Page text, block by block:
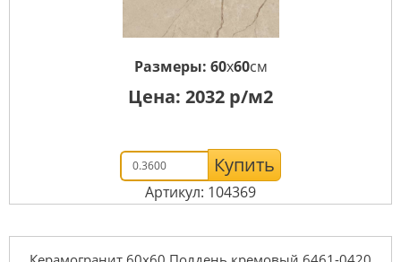
Размеры: 60x60см
Цена: 2032 р/м2
Купить
Артикул: 104369